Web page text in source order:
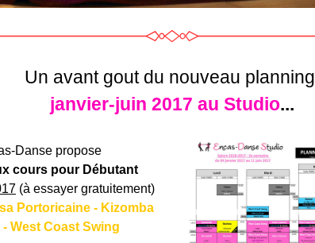
Un avant gout du nouveau planning
janvier-juin 2017 au Studio...
Danse propose
cours pour Débutant
(à essayer gratuitement)
Portoricaine - Kizomba
- West Coast Swing